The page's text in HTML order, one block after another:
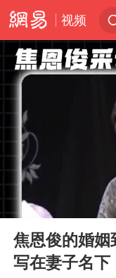
视频
Play
00:00
焦恩俊的婚
写在妻子名